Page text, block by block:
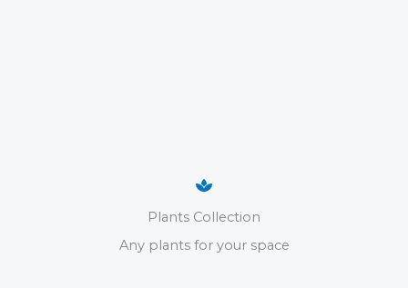
Plants Collection
Any plants for your space